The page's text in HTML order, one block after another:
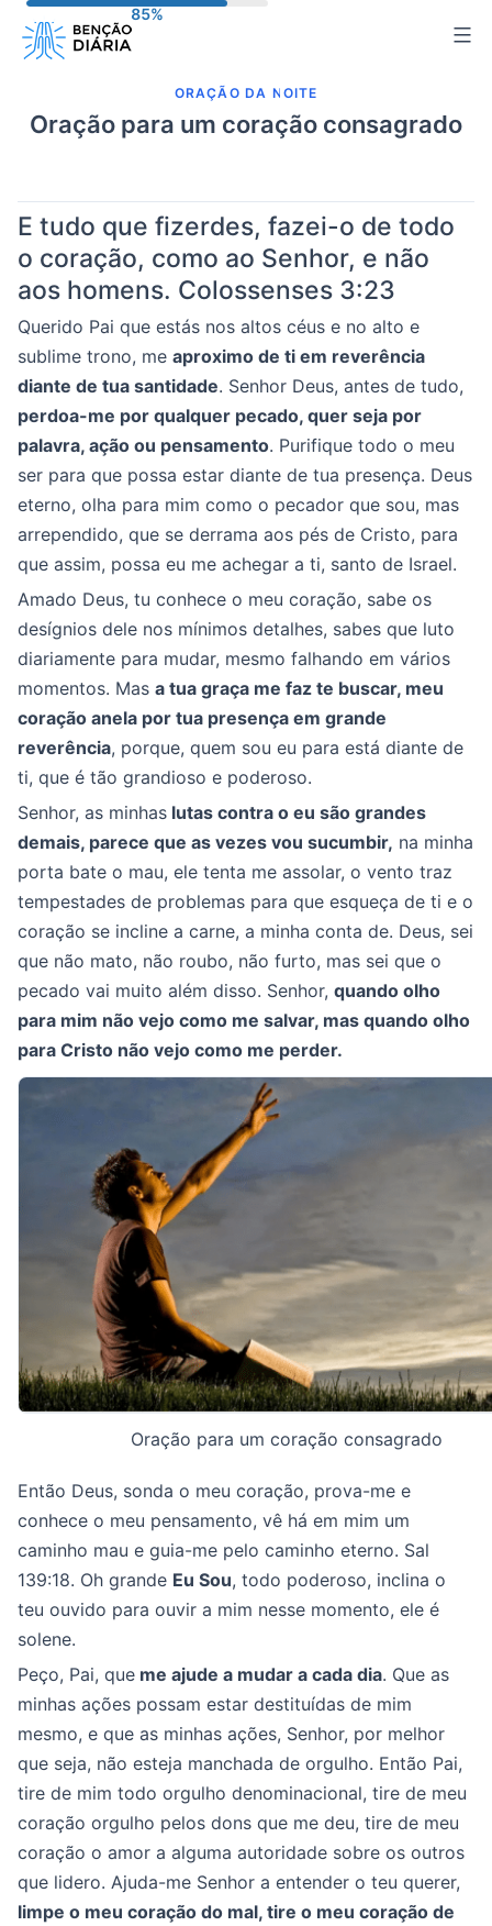
para
conteúdo
ORAÇÃO DA NOITE
Oração para um coração consagrado
E tudo que fizerdes, fazei-o de todo
o coração, como ao Senhor, e não
aos homens. Colossenses 3:23
Querido Pai que estás nos altos céus e no alto e
sublime trono, me aproximo de ti em reverência
diante de tua santidade. Senhor Deus, antes de tudo,
perdoa-me por qualquer pecado, quer seja por
palavra, ação ou pensamento. Purifique todo o meu
ser para que possa estar diante de tua presença. Deus
eterno, olha para mim como o pecador que sou, mas
arrependido, que se derrama aos pés de Cristo, para
que assim, possa eu me achegar a ti, santo de Israel.
Amado Deus, tu conhece o meu coração, sabe os
desígnios dele nos mínimos detalhes, sabes que luto
diariamente para mudar, mesmo falhando em vários
momentos. Mas a tua graça me faz te buscar, meu
coração anela por tua presença em grande
reverência, porque, quem sou eu para está diante de
ti, que é tão grandioso e poderoso.
Senhor, as minhas lutas contra o eu são grandes
demais, parece que as vezes vou sucumbir, na minha
porta bate o mau, ele tenta me assolar, o vento traz
tempestades de problemas para que esqueça de ti e o
coração se incline a carne, a minha conta de. Deus, sei
que não mato, não roubo, não furto, mas sei que o
pecado vai muito além disso. Senhor, quando olho
para mim não vejo como me salvar, mas quando olho
para Cristo não vejo como me perder.
Oração para um coração consagrado
Então Deus, sonda o meu coração, prova-me e
conhece o meu pensamento, vê há em mim um
caminho mau e guia-me pelo caminho eterno. Sal
139:18. Oh grande Eu Sou, todo poderoso, inclina o
teu ouvido para ouvir a mim nesse momento, ele é
solene.
Peço, Pai, que me ajude a mudar a cada dia. Que as
minhas ações possam estar destituídas de mim
mesmo, e que as minhas ações, Senhor, por melhor
que seja, não esteja manchada de orgulho. Então Pai,
tire de mim todo orgulho denominacional, tire de meu
coração orgulho pelos dons que me deu, tire de meu
coração o amor a alguma autoridade sobre os outros
que lidero. Ajuda-me Senhor a entender o teu querer,
limpe o meu coração do mal, tire o meu coração de